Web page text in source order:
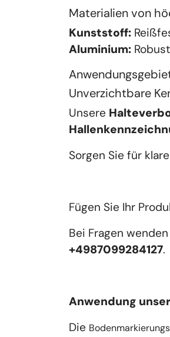
Materialien von
Kunststoff:
Aluminium:
Unverzichtbare
Unsere
Sorgen Sie für
Fügen Sie Ihr
Bei Fragen
+4987099284127.
Anwendung
Die